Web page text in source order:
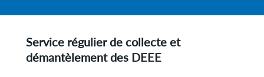
Service régulier de collecte et
démantèlement des DEEE